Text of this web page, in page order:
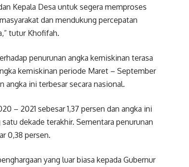
Kepala Desa untuk segera memproses
dan mendukung percepatan
tutur Khofifah.
penurunan angka kemiskinan terasa
kemiskinan periode Maret – September
angka ini terbesar secara nasional.
– 2021 sebesar 1,37 persen dan angka ini
dekade terakhir. Sementara penurunan
0,38 persen.
yang luar biasa kepada Gubernur